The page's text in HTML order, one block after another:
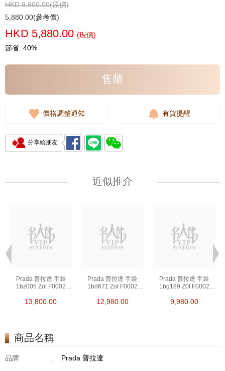
HKD 9,800.00(原價)
5,880.00(參考價)
HKD 5,880.00 (現價)
節省: 40%
售罄
價格調整通知 有貨提醒
分享給朋友
近似推介
Prada 普拉達 手袋
1bz005 Zot F0002
13,800.00
Prada 普拉達 手袋
1bd671 Zot F0002
12,980.00
Prada 普拉達 手袋
1bg189 Z0t F0002
9,980.00
商品名稱
品牌 : Prada 普拉達